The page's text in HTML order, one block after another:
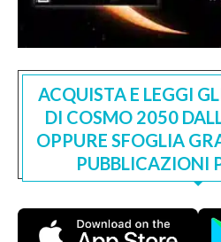
ACQUISTA E LEGGI
DI COSMO 2050
OPPURE SFOGLIA
PUBBLICAZIONI